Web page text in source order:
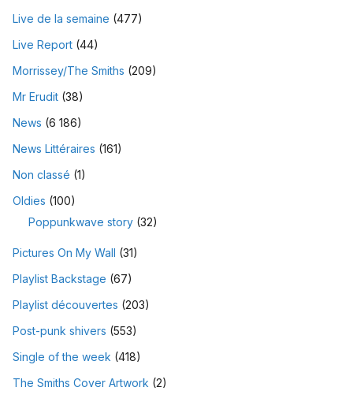
Live de la semaine (477)
Live Report (44)
Morrissey/The Smiths (209)
Mr Erudit (38)
News (6 186)
News Littéraires (161)
Non classé (1)
Oldies (100)
Poppunkwave story (32)
Pictures On My Wall (31)
Playlist Backstage (67)
Playlist découvertes (203)
Post-punk shivers (553)
Single of the week (418)
The Smiths Cover Artwork (2)